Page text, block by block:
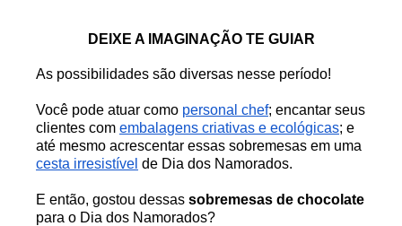
DEIXE A IMAGINAÇÃO TE GUIAR
As possibilidades são diversas nesse período!
Você pode atuar como personal chef; encantar seus
clientes com embalagens criativas e ecológicas; e
até mesmo acrescentar essas sobremesas em uma
cesta irresistível de Dia dos Namorados.
E então, gostou dessas sobremesas de chocolate
para o Dia dos Namorados?